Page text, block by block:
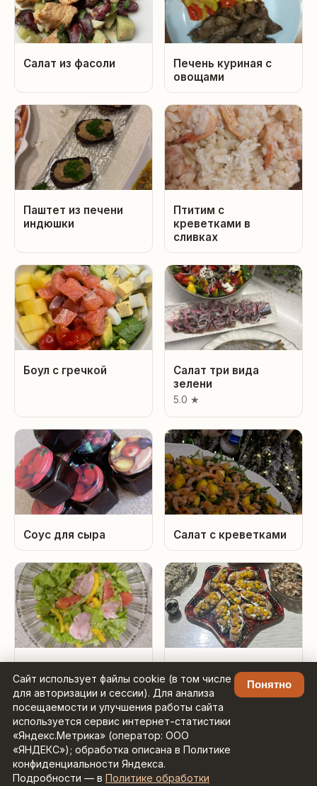
Сайт использует файлы cookie (в том числе
для авторизации и сессии). Для анализа
посещаемости и улучшения работы сайта
используется сервис интернет-статистики
«Яндекс.Метрика» (оператор: ООО
«ЯНДЕКС»); обработка описана в Политике
конфиденциальности Яндекса.
Подробности — в Политике обработки
Понятно
Салат из фасоли
Печень куриная с
овощами
Паштет из печени
индюшки
Птитим с
креветками в
сливках
Боул с гречкой
Салат три вида
зелени
5.0 ★
Соус для сыра Салат с креветками
грудкой и красными
апельсинами
Наслаждение
Рецепты с умным поиском ·